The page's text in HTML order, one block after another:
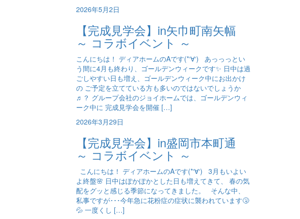
2026年5月2日
【完成見学会】in矢巾町南矢幅
～ コラボイベント ～
こんにちは！ ディアホームのAです(*‘∀‘) あっっっとい
う間に4月も終わり、ゴールデンウィークです✨ 日中は過
ごしやすい日も増え、ゴールデンウィーク中にお出かけ
の ご予定を立てている方も多いのではないでしょうか
♬？ グループ会社のジョイホームでは、ゴールデンウィ
ーク中に 完成見学会を開催 […]
2026年3月29日
【完成見学会】in盛岡市本町通
～ コラボイベント ～
こんにちは！ ディアホームのAです(*‘∀‘) 3月もいよい
よ終盤🌸 日中はぽかぽかとした日も増えてきて、 春の気
配をグッと感じる季節になってきました。 そんな中、
私事ですが･･･今年急に花粉症の症状に襲われています🤧
💦 一度くし […]